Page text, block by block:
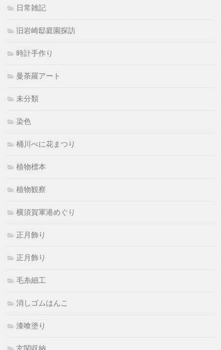
日常雑記
旧岩崎邸庭園探訪
時計手作り
曼荼羅アート
未分類
染色
桶川べに花まつり
植物標本
植物観察
横須賀軍港めぐり
正月飾り
正月飾り
毛糸細工
消しゴムはんこ
漆喰塗り